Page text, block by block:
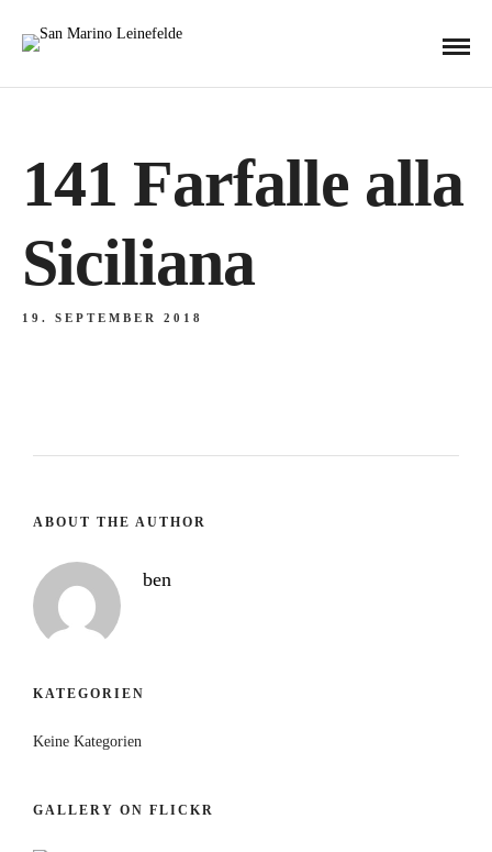
141 Farfalle alla
Siciliana
19. SEPTEMBER 2018
ABOUT THE AUTHOR
ben
KATEGORIEN
Keine Kategorien
GALLERY ON FLICKR